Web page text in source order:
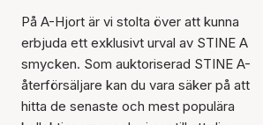
På A-Hjort är vi stolta över att kunna
erbjuda ett exklusivt urval av STINE A
smycken. Som auktoriserad STINE A-
återförsäljare kan du vara säker på att
hitta de senaste och mest populära